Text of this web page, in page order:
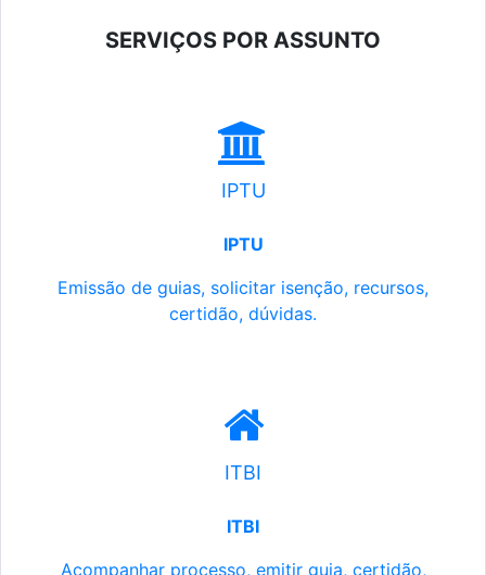
SERVIÇOS POR ASSUNTO
IPTU
IPTU
Emissão de guias, solicitar isenção, recursos,
certidão, dúvidas.
ITBI
ITBI
Acompanhar processo, emitir guia, certidão,